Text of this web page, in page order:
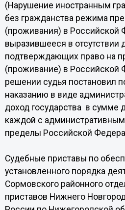
(Нарушение иностранным
без гражданства режима
(проживания) в Российской
выразившееся в отсутствии
подтверждающих право на
(проживание) в Российской
решении судья постановил
наказанию в виде
доход государства в сумме
каждой с
пределы Российской
Судебные приставы по
установленного порядка
Сормовского районного
приставов Нижнего